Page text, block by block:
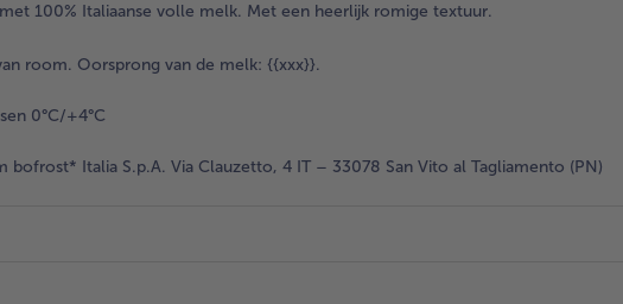
100% Italiaanse volle melk. Met een heerlijk romige textuur.
room. Oorsprong van de melk: {{xxx}}.
0°C/+4°C
Italia S.p.A. Via Clauzetto, 4 IT – 33078 San Vito al Tagliamento (PN)